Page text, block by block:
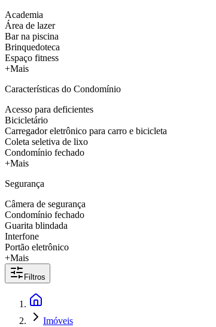
Academia
Área de lazer
Bar na piscina
Brinquedoteca
Espaço fitness
+Mais
Características do Condomínio
Acesso para deficientes
Bicicletário
Carregador eletrônico para carro e bicicleta
Coleta seletiva de lixo
Condomínio fechado
+Mais
Segurança
Câmera de segurança
Condomínio fechado
Guarita blindada
Interfone
Portão eletrônico
+Mais
Filtros
Imóveis